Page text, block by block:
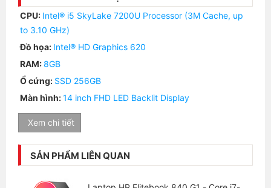
Kết nối của EliteBook 840 G4
trước. EliteBook 840 G3 đã được trang bị giắc cắm
USB-C hiện đại, nhưng nó vẫn chỉ là cổng USB 3.1
CPU: Intel® i5 SkyLake 7200U Processor (3M Cache, up
to 3.10 GHz)
Đồ họa: Intel® HD Graphics 620
RAM:8GB
Ổ cứng: SSD 256GB
Màn hình:14 inch FHD LED Backlit Display
Xem chi tiết
SẢN PHẨM LIÊN QUAN